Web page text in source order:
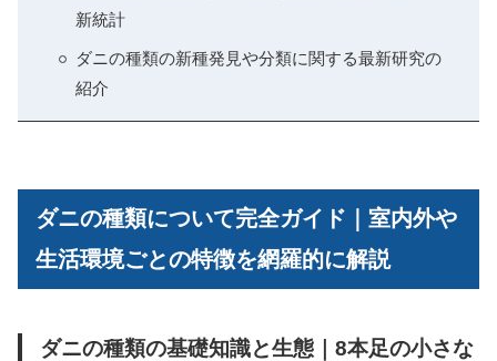
新統計
ダニの種類の新種発見や分類に関する最新研究の
紹介
ダニの種類について完全ガイド｜室内外や
生活環境ごとの特徴を網羅的に解説
ダニの種類の基礎知識と生態｜8本足の小さな